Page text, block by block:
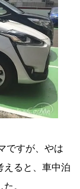
ですが、やは
えると、車中泊
。